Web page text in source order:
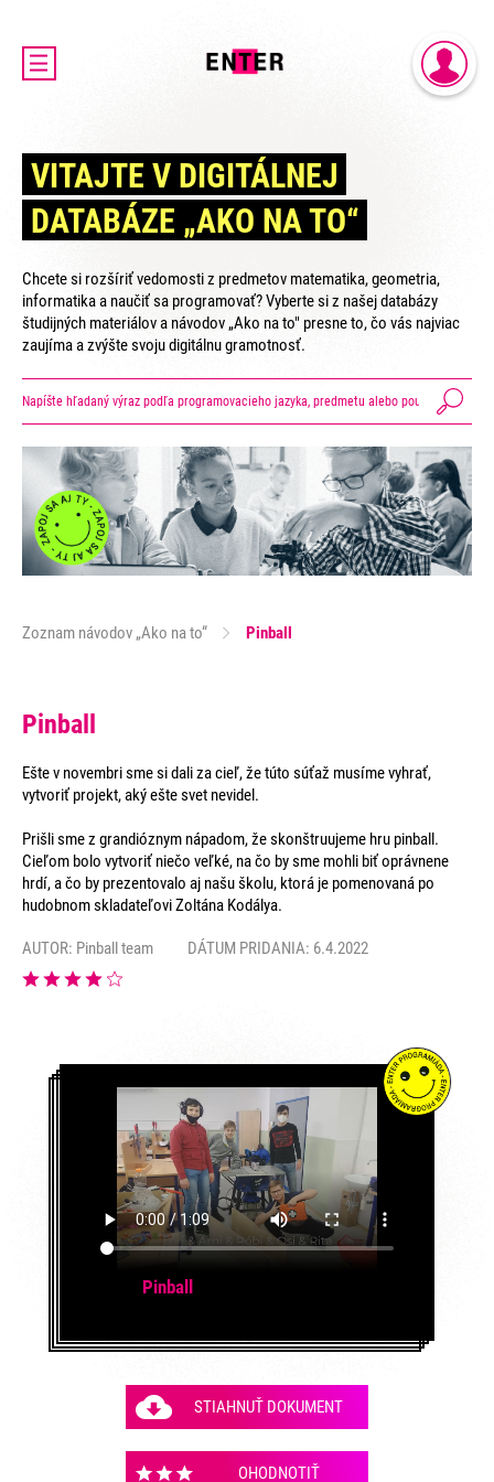
O PROJEKTE ENTER
ENTER MICRO:BIT 3D CUP
ENTER PROGRAMIÁDA
VIDEÁ YOUTUBEROV
VAŠE NÁPADY
KONTAKTY
REGISTRÁCIA
VITAJTE V DIGITÁLNEJ
DATABÁZE „AKO NA TO“
Chcete si rozšíriť vedomosti z predmetov matematika, geometria,
informatika a naučiť sa programovať? Vyberte si z našej databázy
študijných materiálov a návodov „Ako na to" presne to, čo vás najviac
zaujíma a zvýšte svoju digitálnu gramotnosť.
Zoznam návodov „Ako na to“ Pinball
Pinball
Ešte v novembri sme si dali za cieľ, že túto súťaž musíme vyhrať,
vytvoriť projekt, aký ešte svet nevidel.
Prišli sme z grandióznym nápadom, že skonštruujeme hru pinball.
Cieľom bolo vytvoriť niečo veľké, na čo by sme mohli biť oprávnene
hrdí, a čo by prezentovalo aj našu školu, ktorá je pomenovaná po
hudobnom skladateľovi Zoltána Kodálya.
AUTOR: Pinball team DÁTUM PRIDANIA: 6.4.2022
Pinball
STIAHNUŤ DOKUMENT
OHODNOTIŤ